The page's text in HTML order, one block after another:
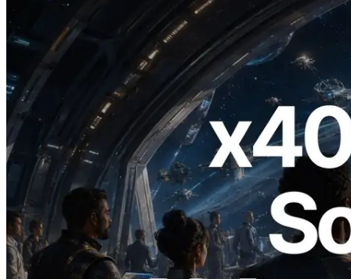
2026.07.04
ERPC x402 destekli Solana RPC'yi
yayınladı — AI agent'ların ihtiyaç
duydukları API'ler için anında ödeme
yaptığı dönem